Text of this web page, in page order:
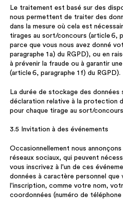
Le traitement est basé sur des
nous permettent de traiter des
dans la mesure où cela est
tirages au sort/concours (article 6,
parce que vous nous avez donné
paragraphe 1 a) du RGPD), ou en
à prévenir la fraude ou à garantir
(article 6, paragraphe 1 f) du RGPD).
La durée de stockage des données
déclaration relative à la protection
pour chaque tirage au sort/
3.5 Invitation à des événements
Occasionnellement nous
réseaux sociaux, qui peuvent
vous inscrivez à l'un de ces
données à caractère personnel que
l'inscription, comme votre nom,
coordonnées (numéro de